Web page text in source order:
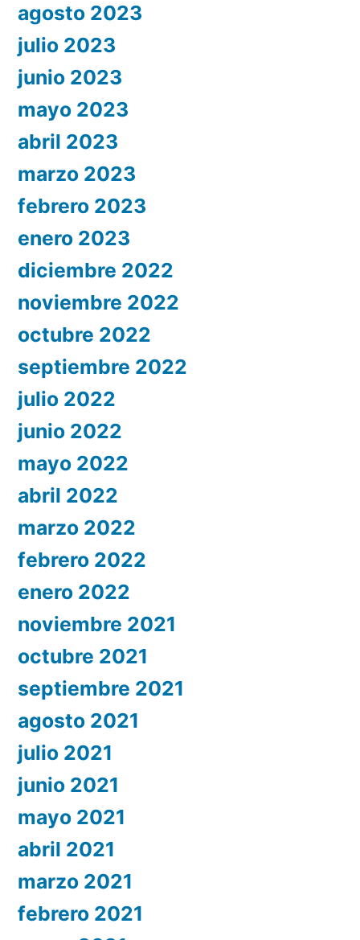
agosto 2023
julio 2023
junio 2023
mayo 2023
abril 2023
marzo 2023
febrero 2023
enero 2023
diciembre 2022
noviembre 2022
octubre 2022
septiembre 2022
julio 2022
junio 2022
mayo 2022
abril 2022
marzo 2022
febrero 2022
enero 2022
noviembre 2021
octubre 2021
septiembre 2021
agosto 2021
julio 2021
junio 2021
mayo 2021
abril 2021
marzo 2021
febrero 2021